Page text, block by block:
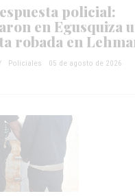
policial:
en Egusquiza
robada en
Policiales 05 de agosto de 2026